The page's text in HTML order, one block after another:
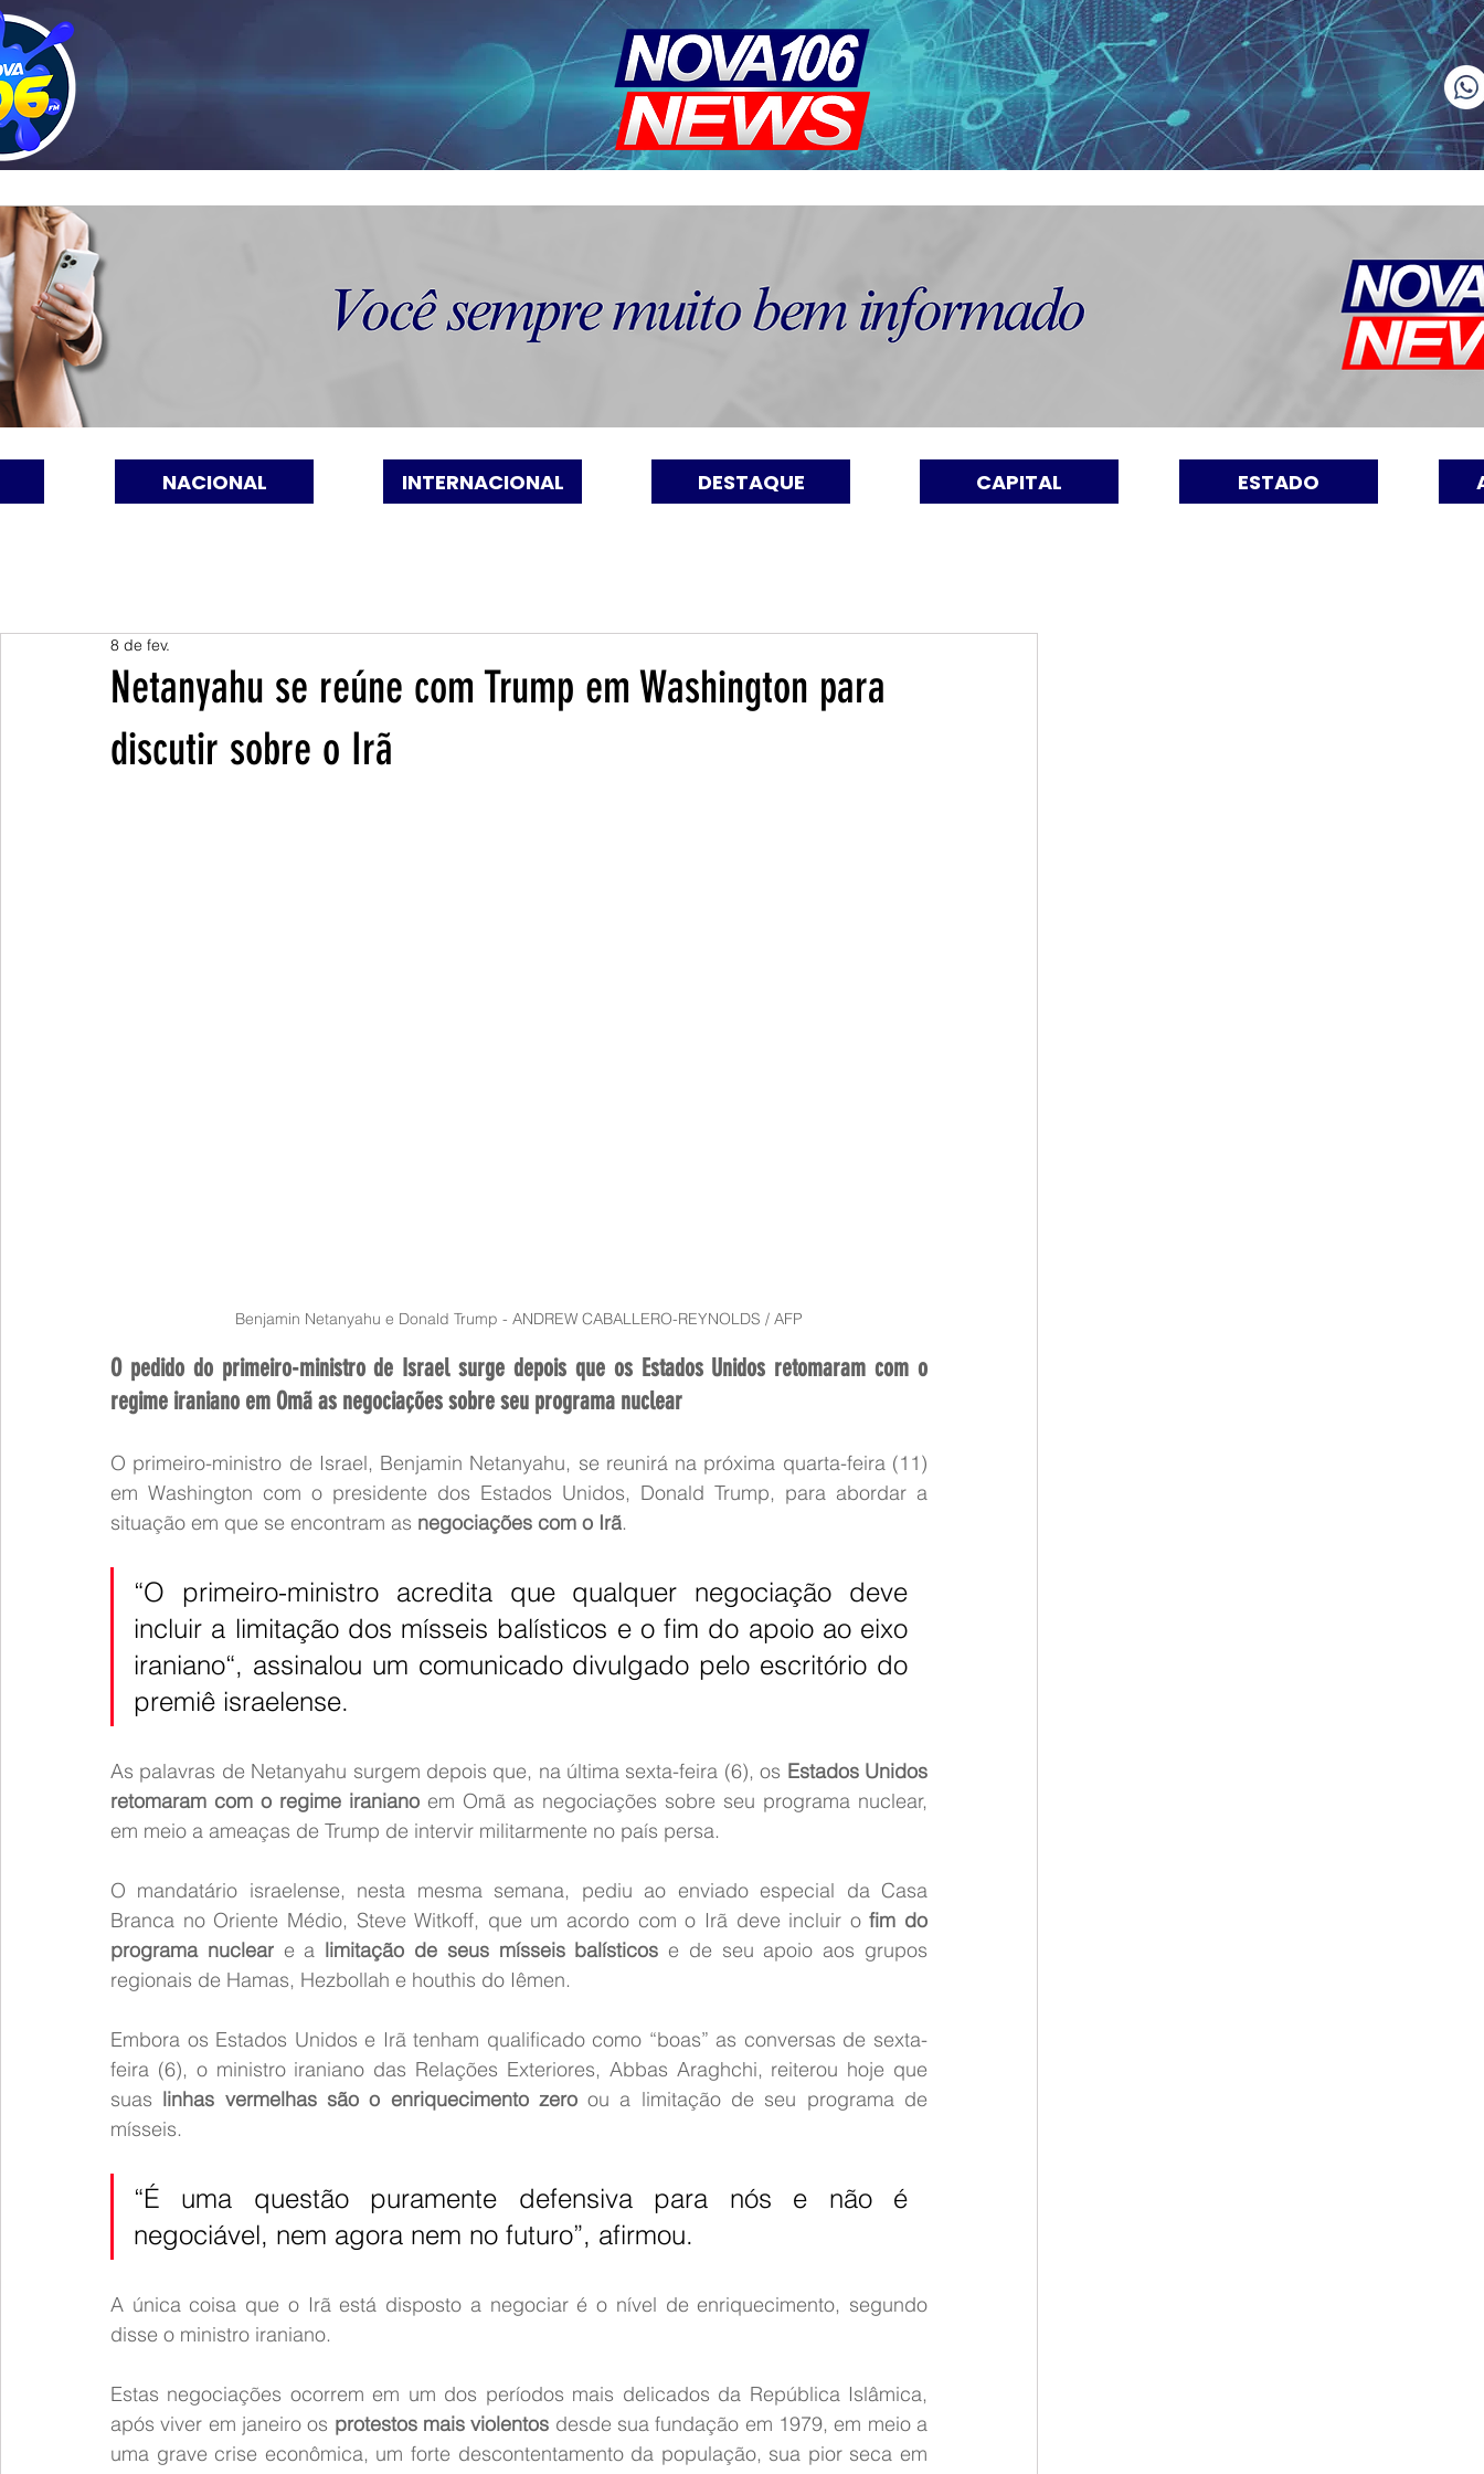
NACIONAL INTERNACIONAL DESTAQUE CAPITAL ESTADO
Netanyahu se reúne com Trump em Washington para
discutir sobre o Irã
8 de fev.
Benjamin Netanyahu e Donald Trump - ANDREW CABALLERO-REYNOLDS / AFP
O pedido do primeiro-ministro de Israel surge depois que os Estados Unidos retomaram com o
regime iraniano em Omã as negociações sobre seu programa nuclear
O primeiro-ministro de Israel, Benjamin Netanyahu, se reunirá na próxima quarta-feira (11)
em Washington com o presidente dos Estados Unidos, Donald Trump, para abordar a
situação em que se encontram as negociações com o Irã.
“O primeiro-ministro acredita que qualquer negociação deve
incluir a limitação dos mísseis balísticos e o fim do apoio ao eixo
iraniano“, assinalou um comunicado divulgado pelo escritório do
premiê israelense.
As palavras de Netanyahu surgem depois que, na última sexta-feira (6), os Estados Unidos
retomaram com o regime iraniano em Omã as negociações sobre seu programa nuclear,
em meio a ameaças de Trump de intervir militarmente no país persa.
O mandatário israelense, nesta mesma semana, pediu ao enviado especial da Casa
Branca no Oriente Médio, Steve Witkoff, que um acordo com o Irã deve incluir o fim do
programa nuclear e a limitação de seus mísseis balísticos e de seu apoio aos grupos
regionais de Hamas, Hezbollah e houthis do Iêmen.
Embora os Estados Unidos e Irã tenham qualificado como “boas” as conversas de sexta-
feira (6), o ministro iraniano das Relações Exteriores, Abbas Araghchi, reiterou hoje que
suas linhas vermelhas são o enriquecimento zero ou a limitação de seu programa de
mísseis.
“É uma questão puramente defensiva para nós e não é
negociável, nem agora nem no futuro”, afirmou.
A única coisa que o Irã está disposto a negociar é o nível de enriquecimento, segundo
disse o ministro iraniano.
Estas negociações ocorrem em um dos períodos mais delicados da República Islâmica,
após viver em janeiro os protestos mais violentos desde sua fundação em 1979, em meio a
uma grave crise econômica, um forte descontentamento da população, sua pior seca em